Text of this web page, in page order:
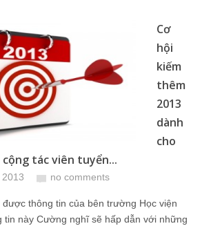
Cơ
hội
kiếm
thêm
2013
dành
cho
cộng tác viên tuyển...
no comments
thông tin của bên trường Học viện
tin này Cường nghĩ sẽ hấp dẫn với những